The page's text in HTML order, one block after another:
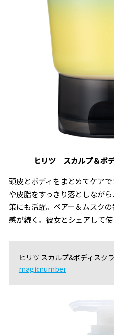
ヒリツ スカルプ＆ボ
頭皮とボディをまとめてケア
や皮脂をすっきり落としなが
策にも活躍。ペアー＆ムスク
感が続く。彼女とシェアして使
ヒリツ スカルプ&ボディスク
magicnumber